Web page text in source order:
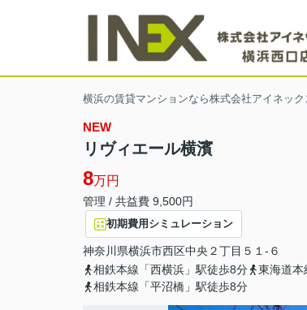
横浜の賃貸マンションなら株式会社アイネック
NEW
リヴィエール横濱
8万円
管理 / 共益費 9,500円
初期費用シミュレーション
神奈川県横浜市西区中央 ２丁目５１-６
相鉄本線「西横浜」駅徒歩8分
東海道本
相鉄本線「平沼橋」駅徒歩8分